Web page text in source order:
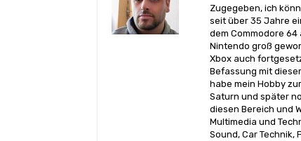
Zugegeben, ich
seit über 35 Jahre
dem Commodore
Nintendo groß
Xbox auch
Befassung mit
habe mein Hobby
Saturn und später
diesen Bereich und
Multimedia und
Sound, Car Technik,